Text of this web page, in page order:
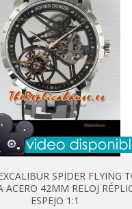
SPIDER FLYING
ACERO 42MM RELOJ
ESPEJO 1:1